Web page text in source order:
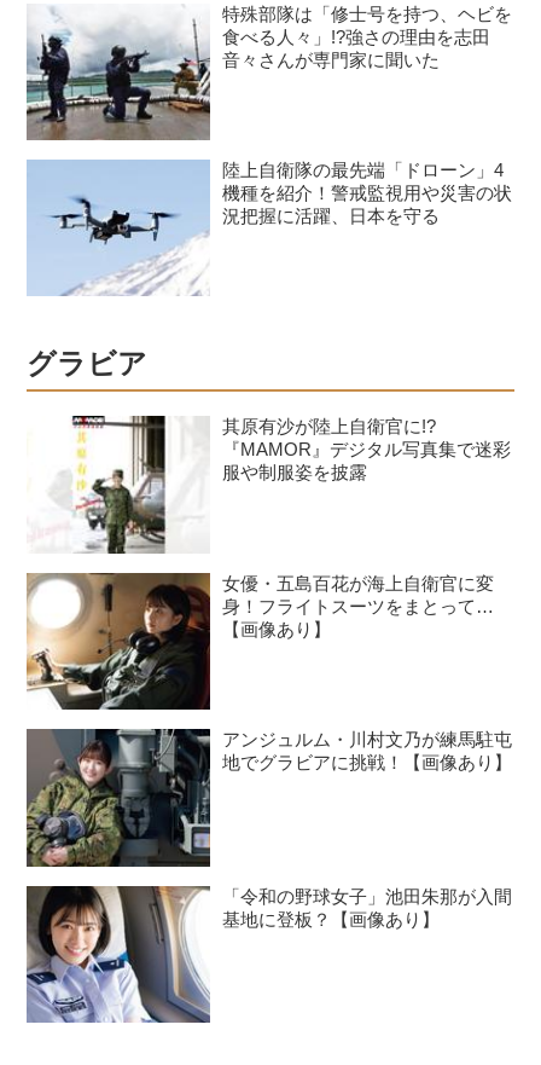
特殊部隊は「修士号を持つ、ヘビを
食べる人々」!?強さの理由を志田
音々さんが専門家に聞いた
陸上自衛隊の最先端「ドローン」4
機種を紹介！警戒監視用や災害の状
況把握に活躍、日本を守る
グラビア
其原有沙が陸上自衛官に!?
『MAMOR』デジタル写真集で迷彩
服や制服姿を披露
女優・五島百花が海上自衛官に変
身！フライトスーツをまとって…
【画像あり】
アンジュルム・川村文乃が練馬駐屯
地でグラビアに挑戦！【画像あり】
「令和の野球女子」池田朱那が入間
基地に登板？【画像あり】